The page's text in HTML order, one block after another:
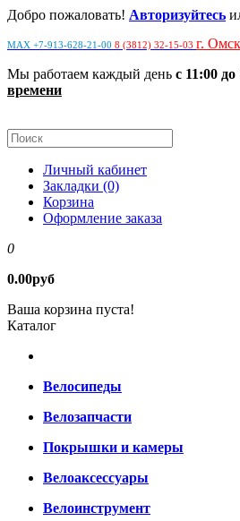
Добро пожаловать! Авторизуйтесь
MAX +7-913-628-21-00 8 (3812) 32-15-03 г.
Мы работаем каждый день с 11:00 до
времени
Личный кабинет
Закладки (0)
Корзина
Оформление заказа
0
0.00руб
Ваша корзина пуста!
Каталог
Велосипеды
Велозапчасти
Покрышки и камеры
Велоаксессуары
Велоинструмент